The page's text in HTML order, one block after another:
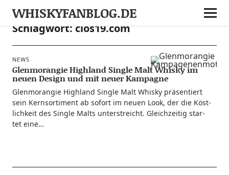
WHISKYFANBLOG.DE
Schlagwort:clos19.com
NEWS
Glenmorangie Highland Single Malt Whisky im
neuen Design und mit neuer Kampagne
Glen­mo­ran­gie High­land Sin­gle Malt Whis­ky prä­sen­tiert
sein Kern­sor­ti­ment ab sofort im neu­en Look, der die Köst­
lich­keit des Sin­gle Malts unter­streicht. Gleich­zei­tig star­
tet eine…